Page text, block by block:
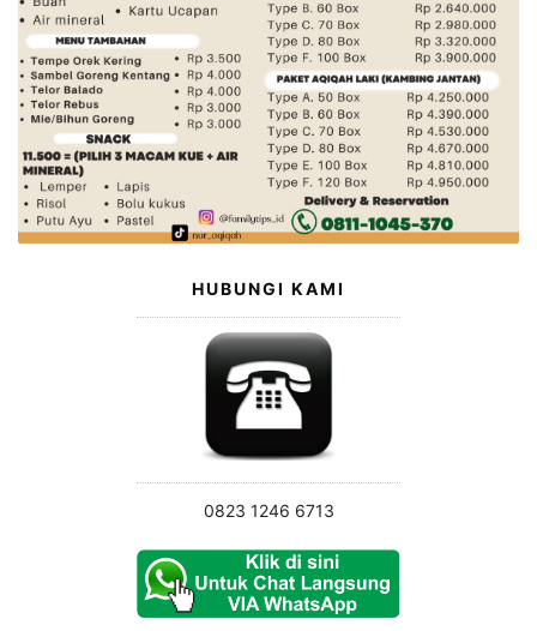
HUBUNGI KAMI
0823 1246 6713